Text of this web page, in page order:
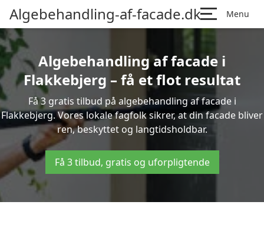
Algebehandling-af-facade.dk Menu
Algebehandling af facade i
Flakkebjerg – få et flot resultat
Få 3 gratis tilbud på algebehandling af facade i
Flakkebjerg. Vores lokale fagfolk sikrer, at din facade bliver
ren, beskyttet og langtidsholdbar.
Få 3 tilbud, gratis og uforpligtende